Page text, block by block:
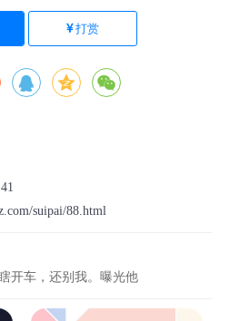
打赏
suipai/88.html
开车，还别我。曝光他